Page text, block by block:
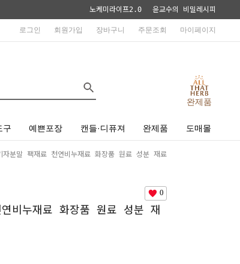
노케미라이프2.0 윤교수의 비밀레시피
로그인 회원가입 장바구니 주문조회 마이페이지
완제품
구 예쁜포장 캔들·디퓨져 완제품 도매몰
자분말 팩재료 천연비누재료 화장품 원료 성분 재료
0
비누재료 화장품 원료 성분 재